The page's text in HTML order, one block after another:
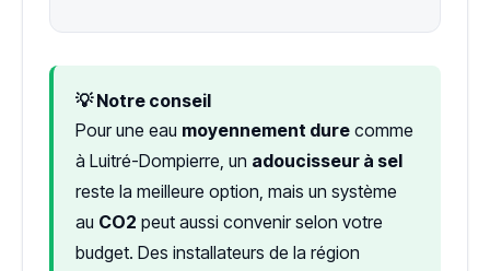
💡 Notre conseil
Pour une eau moyennement dure comme
à Luitré-Dompierre, un adoucisseur à sel
reste la meilleure option, mais un système
au CO2 peut aussi convenir selon votre
budget. Des installateurs de la région